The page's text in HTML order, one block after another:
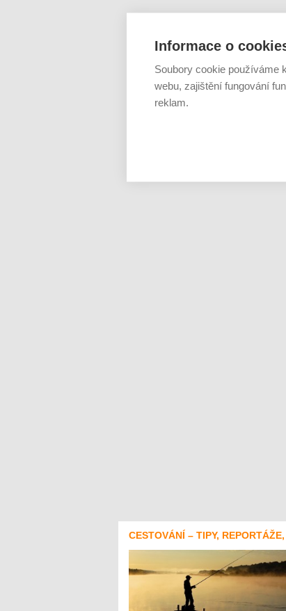
CESTOVÁNÍ – TIPY,
Informace o
Soubory cookie používáme
webu, zajištění fungování
reklam.